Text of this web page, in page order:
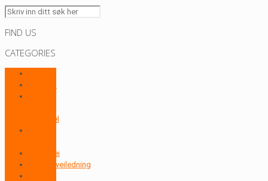
FIND US
CATEGORIES
Bysykkel
Landevei
Produktveiledning